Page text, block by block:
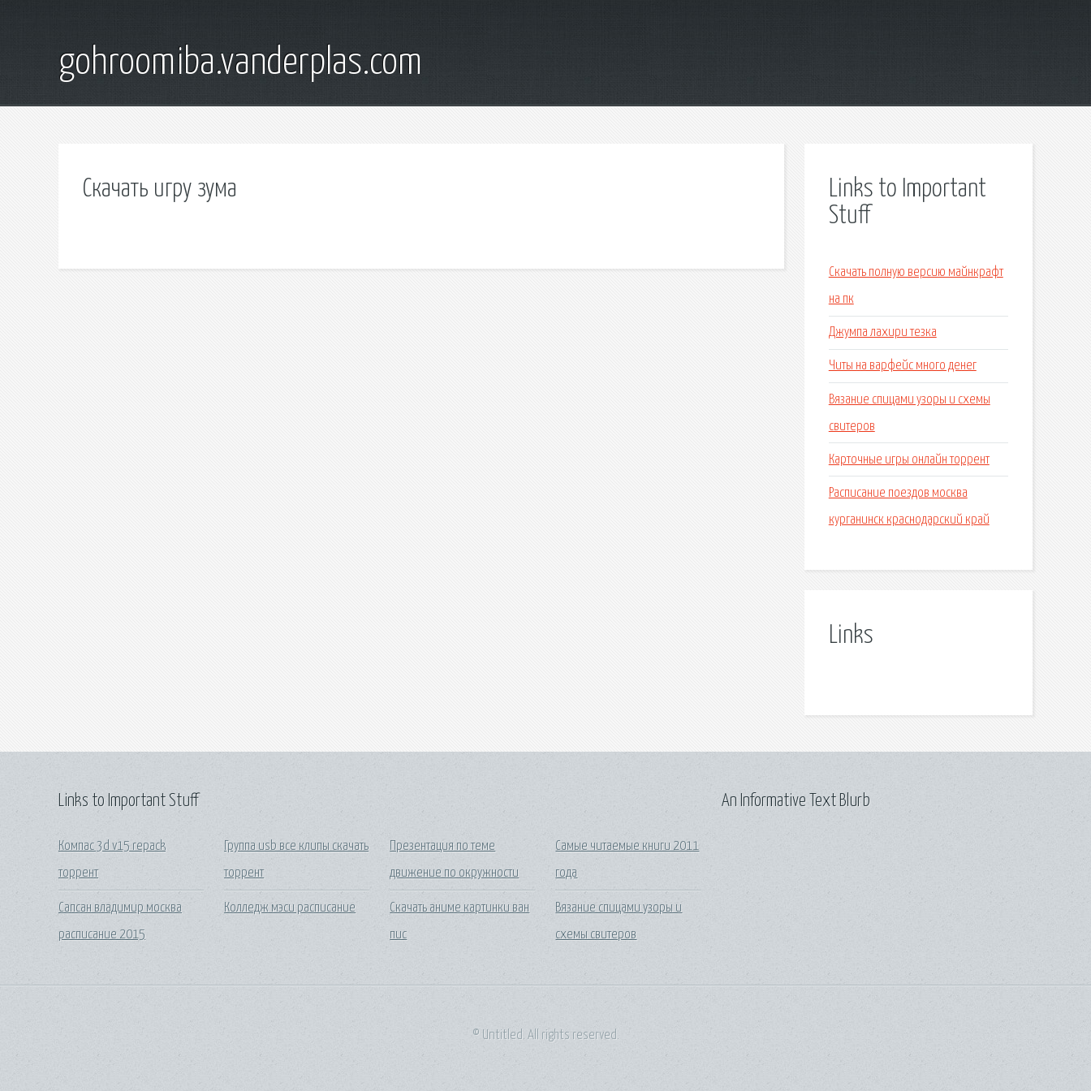
gohroomiba.vanderplas.com
Скачать игру зума
Links to Important
Stuff
Скачать полную версию майнкрафт
на пк
Джумпа лахири тезка
Читы на варфейс много денег
Вязание спицами узоры и схемы
свитеров
Карточные игры онлайн торрент
Расписание поездов москва
курганинск краснодарский край
Links
Links to Important Stuff
Компас 3d v15 repack
торрент
Сапсан владимир москва
расписание 2015
Группа usb все клипы скачать
торрент
Колледж мэси расписание
Презентация по теме
движение по окружности
Скачать аниме картинки ван
пис
Самые читаемые книги 2011
года
Вязание спицами узоры и
схемы свитеров
An Informative Text Blurb
© Untitled. All rights reserved.